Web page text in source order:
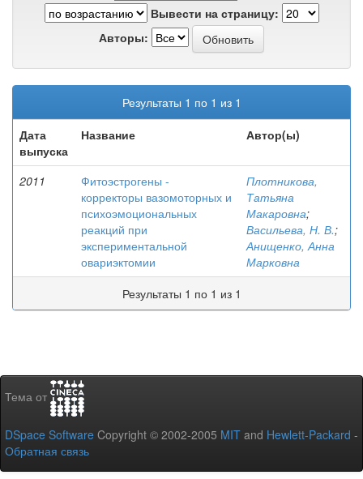
Вывести на страницу:
Авторы:
Результаты 1 по 1 из 1
Дата
выпуска
Название Автор(ы)
2011
Фитоэстрогены -
корректоры вазомоторных и
психоэмоциональных
реакций при
экспериментальной
овариэктомии
Плотникова,
Татьяна
Макаровна;
Васильева, Н. В.;
Анищенко, Анна
Марковна
Результаты 1 по 1 из 1
Тема от
DSpace Software Copyright © 2002-2005 MIT and Hewlett-Packard -
Обратная связь